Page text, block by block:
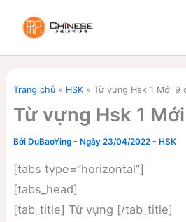
Trang chủ» HSK» Từ vựng Hsk 1 Mới 9
Từ vựng Hsk 1
Bởi DuBaoYing - Ngày 23/04/2022 - HSK
[tabs type=”horizontal”]
[tabs_head]
[tab_title] Từ vựng [/tab_title]